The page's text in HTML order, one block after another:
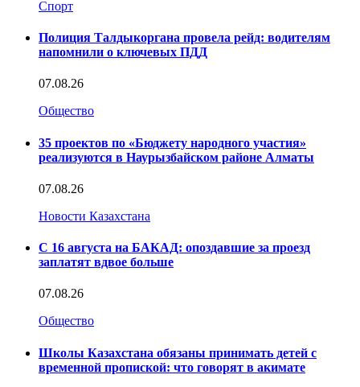
Спорт
Полиция Талдыкоргана провела рейд: водителям
напомнили о ключевых ПДД
07.08.26
Общество
35 проектов по «Бюджету народного участия»
реализуются в Наурызбайском районе Алматы
07.08.26
Новости Казахстана
С 16 августа на БАКАД: опоздавшие за проезд
заплатят вдвое больше
07.08.26
Общество
Школы Казахстана обязаны принимать детей с
временной пропиской: что говорят в акимате